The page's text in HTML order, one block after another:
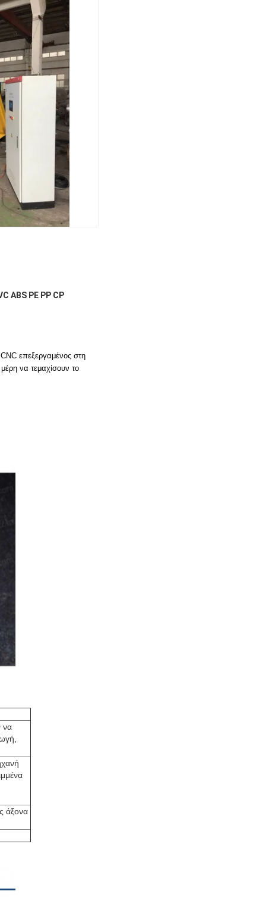
ABS PE PP CP
επεξεργαμένος στη
να τεμαχίσουν το
να
άξονα